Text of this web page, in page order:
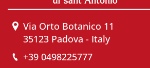
Via Orto Botanico 11
35123 Padova - Italy
+39 0498225777